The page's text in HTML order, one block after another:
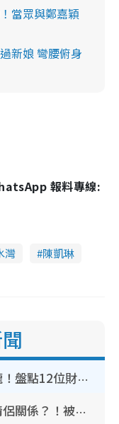
當眾與鄭嘉穎
新娘 彎腰俯身
報料專線:
灣
陳凱琳
《愛回家》隱形富豪臥虎藏龍！盤點12位財氣逼人的有錢藝人：呢位靚女3億身家唔憂做
葉蒨文拍拖一周年親自否認情侶關係？！被質疑感情造假竟稱GM「普通同事」